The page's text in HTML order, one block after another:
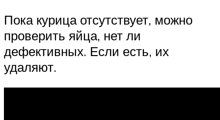
Пока курица отсутствует, можно
проверить яйца, нет ли
дефективных. Если есть, их
удаляют.